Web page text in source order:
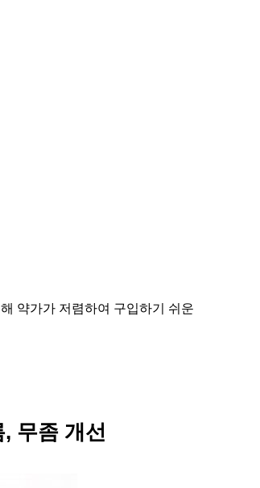
약가가 저렴하여 구입하기 쉬운
무좀 개선